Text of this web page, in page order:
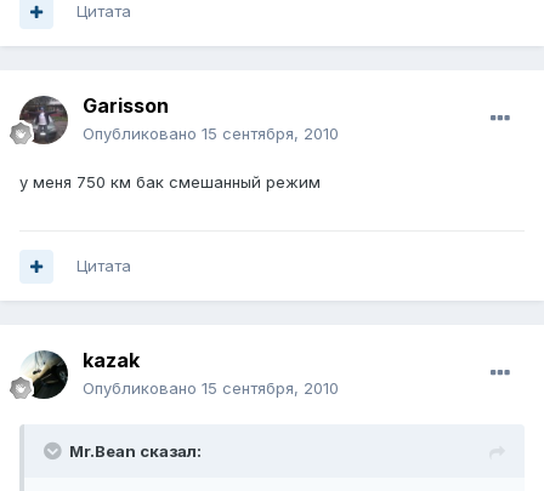
Цитата
Garisson
Опубликовано 15 сентября, 2010
у меня 750 км бак смешанный режим
Цитата
kazak
Опубликовано 15 сентября, 2010
Mr.Bean сказал: